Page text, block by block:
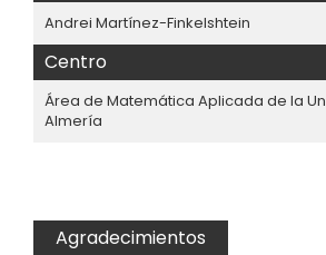
Andrei Martínez-Finkelshtein
Centro
Área de Matemática Aplicada de la
Almería
Agradecimientos